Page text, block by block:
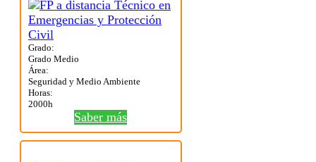
Grado:
Grado Medio
Área:
Seguridad y Medio Ambiente
Horas:
2000h
Saber más